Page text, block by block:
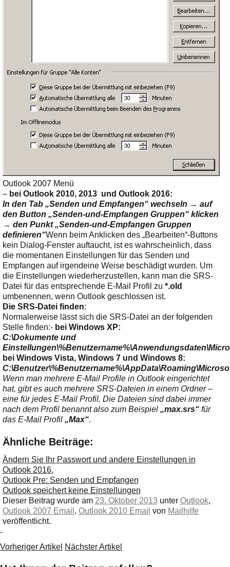
Outlook 2007 Menü
– bei Outlook 2010, 2013 und Outlook 2016:
In den Tab „Senden und Empfangen“ wechseln → auf
den Button „Senden-und-Empfangen Gruppen“ klicken
→ den Punkt „Senden-und-Empfangen Gruppen
definieren“Wenn beim Anklicken des „Bearbeiten“-Buttons
kein Dialog-Fenster auftaucht, ist es wahrscheinlich, dass
die momentanen Einstellungen für das Senden und
Empfangen auf irgendeine Weise beschädigt wurden. Um
die Einstellungen wiederherzustellen, kann man die SRS-
Datei für das entsprechende E-Mail Profil zu *.old
umbenennen, wenn Outlook geschlossen ist.
Die SRS-Datei finden:
Normalerweise lässt sich die SRS-Datei an der folgenden
Stelle finden:- bei Windows XP:
C:\Dokumente und
bei Windows Vista, Windows 7 und Windows 8:
Wenn man mehrere E-Mail Profile in Outlook eingerichtet
hat, gibt es auch mehrere SRS-Dateien in einem Ordner –
eine für jedes E-Mail Profil. Die Dateien sind dabei immer
nach dem Profil benannt also zum Beispiel „max.srs“für
das E-Mail Profil „Max“.
Ähnliche Beiträge:
Ändern Sie Ihr Passwort und andere Einstellungen in
Outlook 2016.
Outlook Pre: Senden und Empfangen
Outlook speichert keine Einstellungen
Dieser Beitrag wurde am 23. Oktober 2013 unter Outlook,
Outlook 2007 Email , Outlook 2010 Email von Mailhilfe
veröffentlicht.
-
Vorheriger Artikel Nächster Artikel